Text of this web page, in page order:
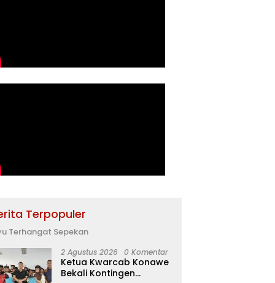
Terpopuler
Terhangat Sepekan
2 Agustus 2026 0 Komentar
Ketua Kwarcab Konawe
Bekali Kontingen